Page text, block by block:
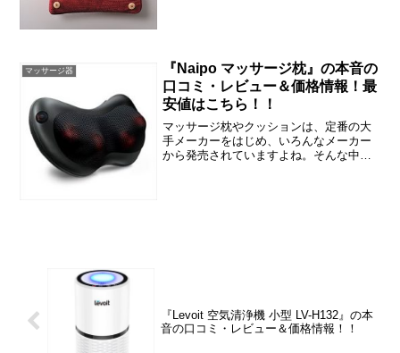
マッサージ器
『Naipo マッサージ枕』の本音の
口コミ・レビュー＆価格情報！最
安値はこちら！！
マッサージ枕やクッションは、定番の大
手メーカーをはじめ、いろんなメーカー
から発売されていますよね。そんな中、
『Levoit 空気清浄機 小型 LV-H132』の本
音の口コミ・レビュー＆価格情報！！